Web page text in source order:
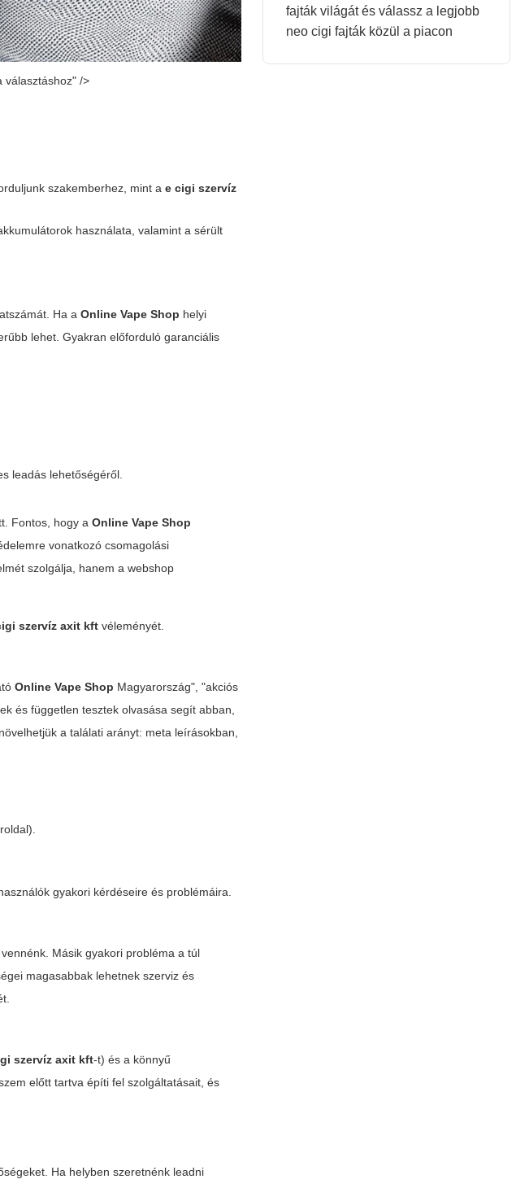
választáshoz" />
szakemberhez, mint ae cigi szervíz
használata, valamint a sérült
Ha aOnline Vape Shop helyi
lehet. Gyakran előforduló garanciális
leadás lehetőségéről.
Fontos, hogy aOnline Vape Shop
vonatkozó csomagolási
szolgálja, hanem a webshop
szervíz axit kft véleményét.
Online Vape Shop Magyarország", "akciós
és független tesztek olvasása segít abban,
a találati arányt: meta leírásokban,
gyakori kérdéseire és problémáira.
Másik gyakori probléma a túl
magasabbak lehetnek szerviz és
szervíz axit kft-t) és a könnyű
előtt tartva építi fel szolgáltatásait, és
Ha helyben szeretnénk leadni
fajták világát és válassz a legjobb
neo cigi fajták közül a piacon